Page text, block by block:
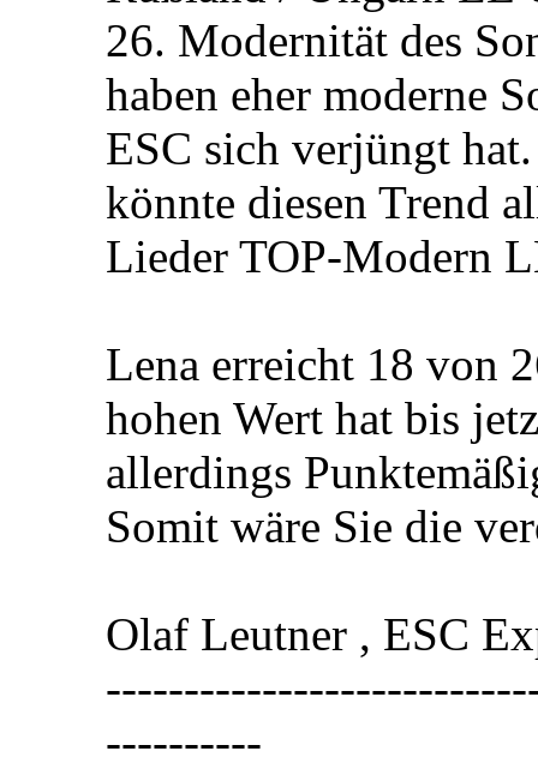
26. Modernität des
haben eher moderne
ESC sich verjüngt
könnte diesen Trend
Lieder TOP-Modern
Lena erreicht 18 von
hohen Wert hat bis
allerdings
Somit wäre Sie die
Olaf Leutner , ESC
----------